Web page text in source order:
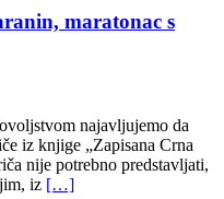
maratonac s
najavljujemo da
iz knjige „Zapisana Crna
nije potrebno predstavljati,
iz […]